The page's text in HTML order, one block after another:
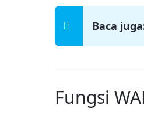
Baca
Fungsi